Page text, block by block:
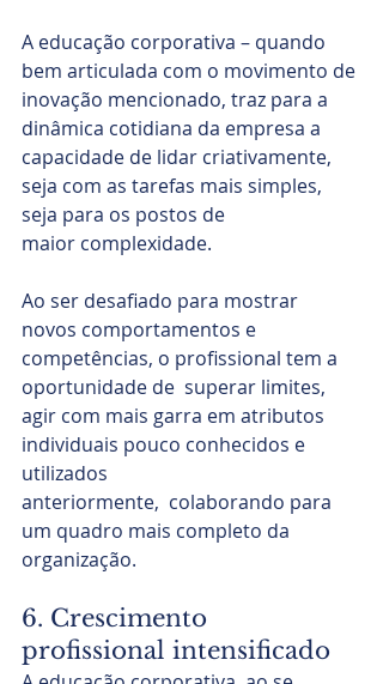
A educação corporativa – quando
bem articulada com o movimento de
inovação mencionado, traz para a
dinâmica cotidiana da empresa a
capacidade de lidar criativamente,
seja com as tarefas mais simples,
seja para os postos de
maior complexidade.
Ao ser desafiado para mostrar
novos comportamentos e
competências, o profissional tem a
oportunidade de  superar limites,
agir com mais garra em atributos
individuais pouco conhecidos e
utilizados
anteriormente,  colaborando para
um quadro mais completo da
organização.
6. Crescimento
profissional intensificado